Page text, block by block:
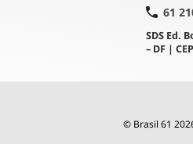
61
SDS Ed.
– DF |
© Brasil 61